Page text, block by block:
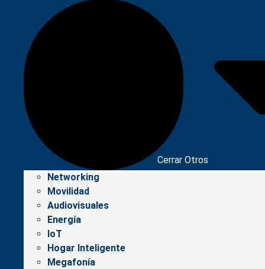
Cerrar Otros
Networking
Movilidad
Audiovisuales
Energía
IoT
Hogar Inteligente
Megafonía